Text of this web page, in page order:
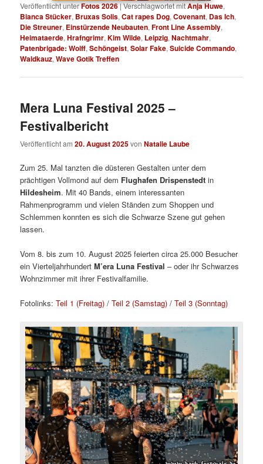
Veröffentlicht unterFotos 2026|Verschlagwortet mitAnja Huwe,
Bianca Stücker, Bruxas Solis,Cat rapes Dog,Covenant, Das Ich,
Die Streuner, Einstürzende Neubauten,Front Line Assembly,
Heimataerde,Hrafngrimr,Kim Wilde, Leipzig,Nachtmahr,
Patenbrigade: Wolff,Schöngeist,Solar Fake,Suicide Commando,
Waldkauz,Wave Gotik Treffen
Mera Luna Festival 2025 –
Festivalbericht
Veröffentlicht am20. August 2025vonNatalie Laube
Zum 25. Mal tanzten die düsteren Gestalten unter dem
prächtigen Vollmond auf dem Flughafen Drispenstedt in
Hildesheim. Mit 40 Bands, einem interessanten
Rahmenprogramm und vielen Ständen zum Shoppen und
Schlemmen konnten es sich die Schwarze Szene gut gehen
lassen.
Vom 8. bis zum 10. August 2025 feierten circa 25.000 Besucher
ein VierteljahrhundertM’era Luna Festival – oder ihr Schwarzes
Wohnzimmer mit ihrer Festivalfamilie.
Fotolinks:Teil 1 (Freitag) /Teil 2 (Samstag) /Teil 3 (Sonntag)